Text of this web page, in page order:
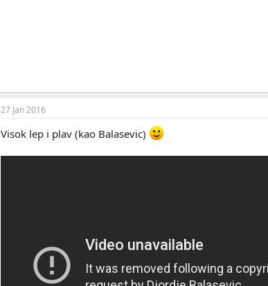
27 Jan 2016
Visok lep i plav (kao Balasevic)